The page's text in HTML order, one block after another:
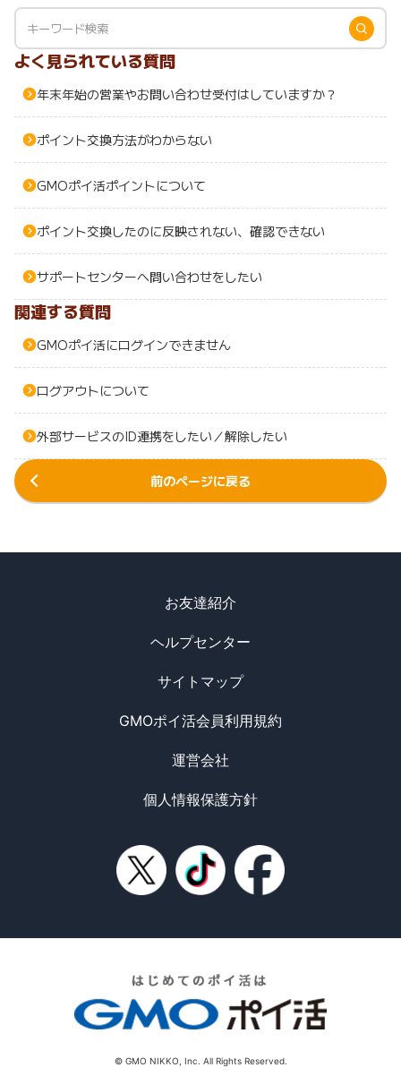
毎日ゲット
特集一覧
ヘルプセンター
ふるさと納税
よく見られている質問
年末年始の営業やお問い合わせ受付はしていますか？
ポイント交換方法がわからない
GMOポイ活ポイントについて
ポイント交換したのに反映されない、確認できない
サポートセンターへ問い合わせをしたい
関連する質問
GMOポイ活にログインできません
ログアウトについて
外部サービスのID連携をしたい／解除したい
前のページに戻る
お友達紹介
ヘルプセンター
サイトマップ
GMOポイ活会員利用規約
運営会社
個人情報保護方針
© GMO NIKKO, Inc. All Rights Reserved.